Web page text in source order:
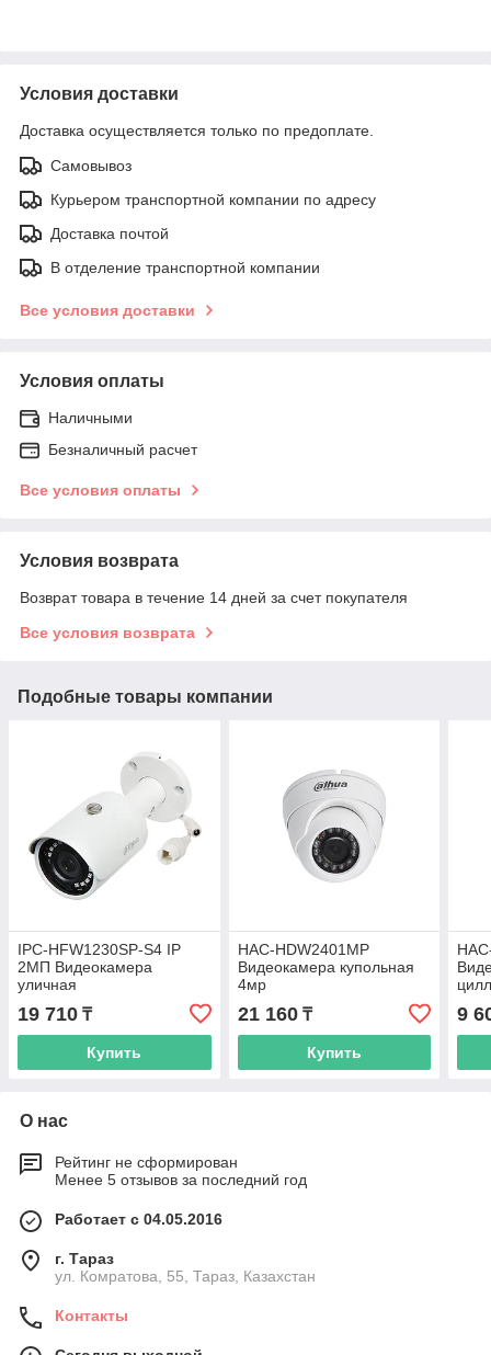
Условия доставки
Доставка осуществляется только по предоплате.
Самовывоз
Курьером транспортной компании по адресу
Доставка почтой
В отделение транспортной компании
Все условия доставки
Условия оплаты
Наличными
Безналичный расчет
Все условия оплаты
Условия возврата
Возврат товара в течение 14 дней за счет покупателя
Все условия возврата
Подобные товары компании
IPC-HFW1230SP-S4 IP
2МП Видеокамера
уличная
19 710 ₸
Купить
HAC-HDW2401MP
Видеокамера купольная
4мр
21 160₸
Купить
9
О нас
Рейтинг не сформирован
Менее 5 отзывов за последний год
Работает с 04.05.2016
г. Тараз
ул. Комратова, 55, Тараз, Казахстан
Контакты